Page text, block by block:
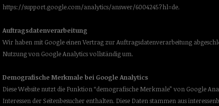
https://support.google.com/analytics/answer/6004245?hl=de.
Auftragsdatenverarbeitung
Wir haben mit Google einen Vertrag zur Auftragsdatenverarbeitung
Nutzung von Google Analytics vollständig um.
Demografische Merkmale bei Google Analytics
Diese Website nutzt die Funktion “demografische Merkmale” von Google
Interessen der Seitenbesucher enthalten. Diese Daten stammen aus